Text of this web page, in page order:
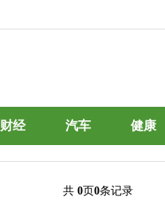
财经 汽车 健康
共 0页0条记录